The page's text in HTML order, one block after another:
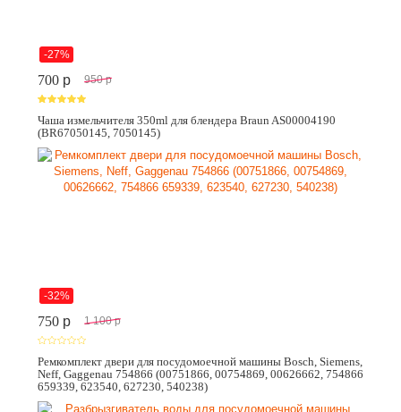
-27%
700 p 950 p
Чаша измельчителя 350ml для блендера Braun AS00004190
(BR67050145, 7050145)
-32%
750 p 1 100 p
Ремкомплект двери для посудомоечной машины Bosch, Siemens,
Neff, Gaggenau 754866 (00751866, 00754869, 00626662, 754866
659339, 623540, 627230, 540238)